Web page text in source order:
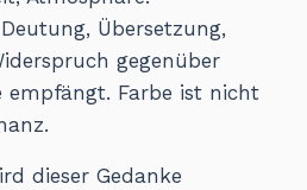
Übersetzung,
gegenüber
empfängt. Farbe ist nicht
dieser Gedanke